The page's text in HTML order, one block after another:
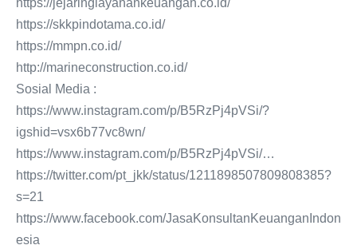
https://skkpindotama.co.id/
https://mmpn.co.id/
http://marineconstruction.co.id/
Sosial Media :
https://www.instagram.com/p/B5RzPj4pVSi/?
igshid=vsx6b77vc8wn/
https://www.instagram.com/p/B5RzPj4pVSi/…
https://twitter.com/pt_jkk/status/1211898507809808385?
s=21
https://www.facebook.com/JasaKonsultanKeuanganIndon
esia